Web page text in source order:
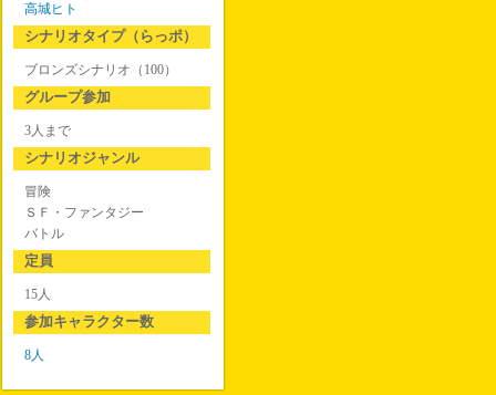
高城ヒト
シナリオタイプ（らっポ）
ブロンズシナリオ（100）
グループ参加
3人まで
シナリオジャンル
冒険
ＳＦ・ファンタジー
バトル
定員
15人
参加キャラクター数
8人